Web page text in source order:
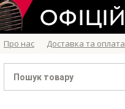
Про нас Доставка та оплата